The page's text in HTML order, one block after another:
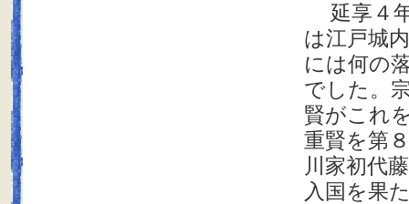
延享４年
は江戸城
には何の
でした。
賢がこれ
重賢を第
川家初代
入国を果